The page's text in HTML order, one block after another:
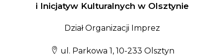
i Inicjatyw Kulturalnych w Olsztynie
Dział Organizacji Imprez
ul. Parkowa 1, 10-233 Olsztyn